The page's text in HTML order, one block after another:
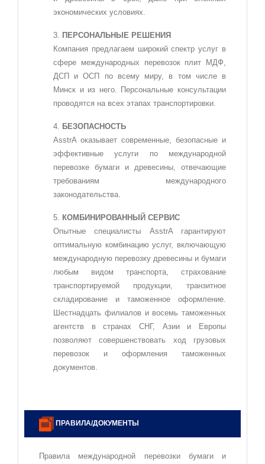
экономических условиях.
ПЕРСОНАЛЬНЫЕ РЕШЕНИЯ
Компания предлагаем широкий спектр услуг в
сфере международных перевозок плит МДФ,
ДСП и ОСП по всему миру, в том числе в
Минск и из него. Персональные консультации
проводятся на всех этапах транспортировки.
БЕЗОПАСНОСТЬ
AsstrA оказывает современные, безопасные и
эффективные услуги по международной
перевозке бумаги и древесины, отвечающие
требованиям международного
законодательства.
КОМБИНИРОВАННЫЙ СЕРВИС
Опытные специалисты AsstrA гарантируют
оптимальную комбинацию услуг, включающую
международную перевозку древесины и бумаги
любым видом транспорта, страхование
транспортируемой продукции, транзитное
складирование и таможенное оформление.
Шестнадцать филиалов и восемь таможенных
агентств в странах СНГ, Азии и Европы
позволяют совершенствовать ход грузовых
перевозок и оформления таможенных
документов.
ПРАВИЛА/ДОКУМЕНТЫ
Правила международной перевозки бумаги и